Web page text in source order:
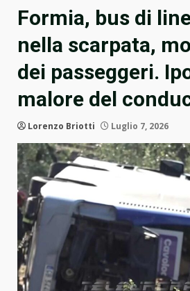
Formia, bus di
nella scarpata,
dei passeggeri.
malore del
Lorenzo Briotti Luglio 7, 2026